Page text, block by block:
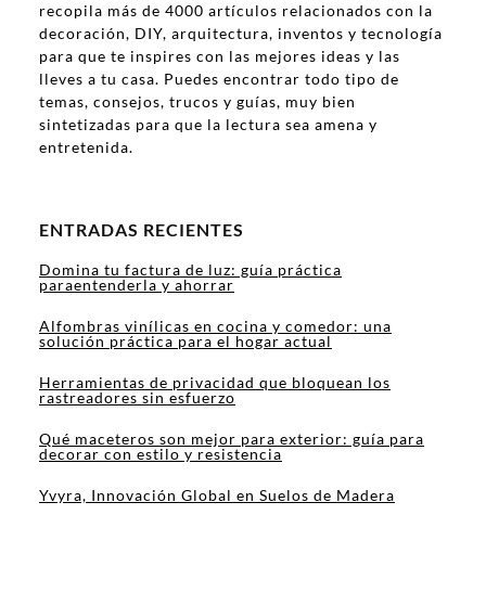
recopila más de 4000 artículos relacionados con la
decoración, DIY, arquitectura, inventos y tecnología
para que te inspires con las mejores ideas y las
lleves a tu casa. Puedes encontrar todo tipo de
temas, consejos, trucos y guías, muy bien
sintetizadas para que la lectura sea amena y
entretenida.
ENTRADAS RECIENTES
Domina tu factura de luz: guía práctica
paraentenderla y ahorrar
Alfombras vinílicas en cocina y comedor: una
solución práctica para el hogar actual
Herramientas de privacidad que bloquean los
rastreadores sin esfuerzo
Qué maceteros son mejor para exterior: guía para
decorar con estilo y resistencia
Yvyra, Innovación Global en Suelos de Madera